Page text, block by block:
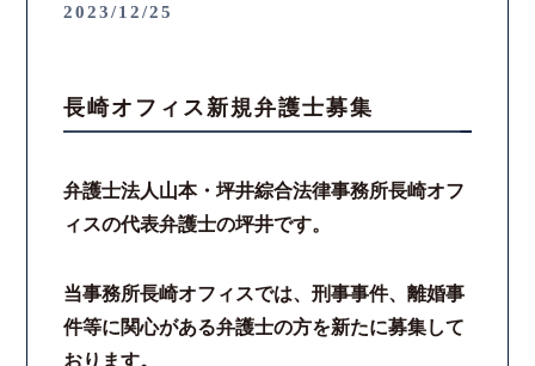
2023/12/25
長崎オフィス新規弁護士募集
弁護士法人山本・坪井綜合法律事務所長崎オフ
ィスの代表弁護士の坪井です。
当事務所長崎オフィスでは、刑事事件、離婚事
件等に関心がある弁護士の方を新たに募集して
おります。